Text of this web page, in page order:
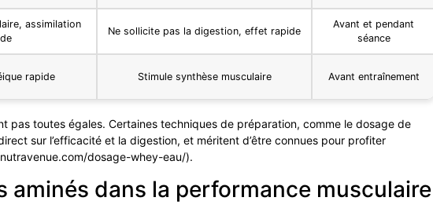
assimilation
Ne sollicite pas la digestion, effet rapide
Avant et pendant
séance
rapide Stimule synthèse musculaire Avant entraînement
pas toutes égales. Certaines techniques de préparation, comme le dosage de
sur l’efficacité et la digestion, et méritent d’être connues pour profiter
dosage-whey-eau/).
aminés dans la performance musculaire